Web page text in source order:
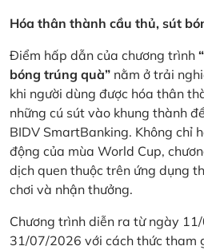
Hóa thân thành cầu thủ, sút
Điểm hấp dẫn của chương trình
bóng trúng quà” nằm ở trải
khi người dùng được hóa thân
những cú sút vào khung thành
BIDV SmartBanking. Không chỉ
động của mùa World Cup,
dịch quen thuộc trên ứng dụng
chơi và nhận thưởng.
Chương trình diễn ra từ ngày
31/07/2026 với cách thức tham